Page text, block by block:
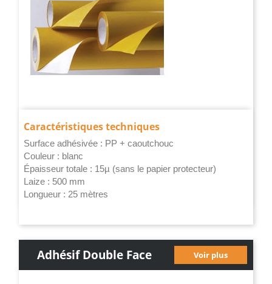
Caractéristiques techniques
Surface adhésivée : PP + caoutchouc
Couleur : blanc
Épaisseur totale : 15µ (sans le papier protecteur)
Laize : 500 mm
Longueur : 25 mètres
Adhésif Double Face
Voir plus